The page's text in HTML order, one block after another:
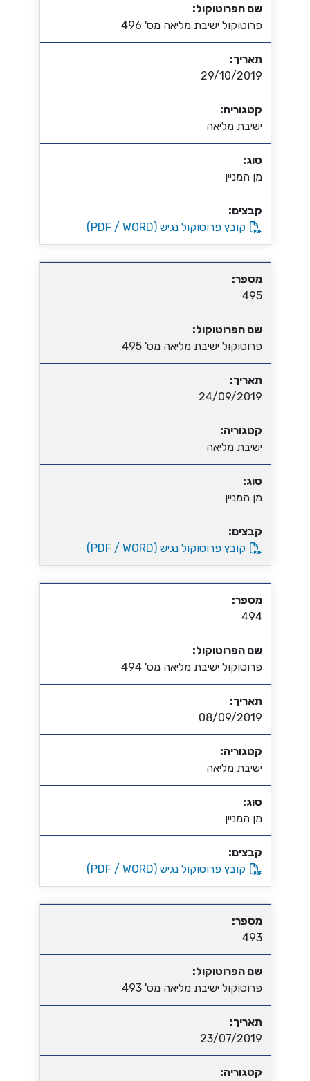
שם הפרוטוקול:
פרוטוקול ישיבת מליאה מס' 496
תאריך:
29/10/2019
קטגוריה:
ישיבת מליאה
סוג:
מן המניין
קבצים:
קובץ פרוטוקול נגיש (PDF / WORD)
מספר:
495
שם הפרוטוקול:
פרוטוקול ישיבת מליאה מס' 495
תאריך:
24/09/2019
קטגוריה:
ישיבת מליאה
סוג:
מן המניין
קבצים:
קובץ פרוטוקול נגיש (PDF / WORD)
מספר:
494
שם הפרוטוקול:
פרוטוקול ישיבת מליאה מס' 494
תאריך:
08/09/2019
קטגוריה:
ישיבת מליאה
סוג:
מן המניין
קבצים:
קובץ פרוטוקול נגיש (PDF / WORD)
מספר:
493
שם הפרוטוקול:
פרוטוקול ישיבת מליאה מס' 493
תאריך:
23/07/2019
קטגוריה: